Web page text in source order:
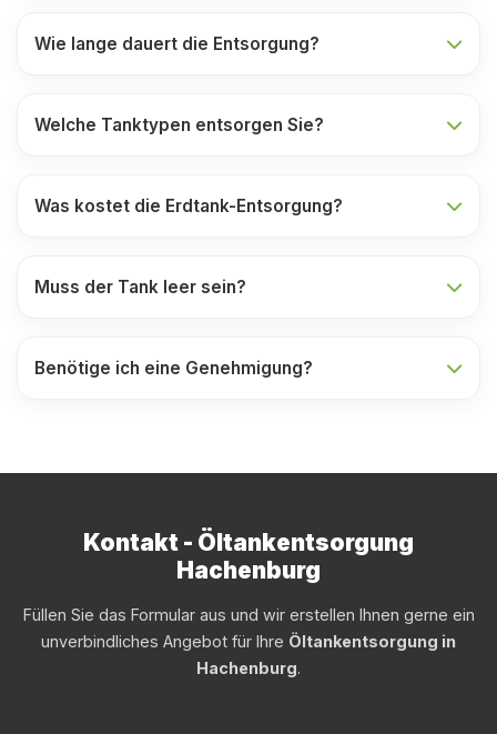
Wie lange dauert die Entsorgung?
Welche Tanktypen entsorgen Sie?
Was kostet die Erdtank-Entsorgung?
Muss der Tank leer sein?
Benötige ich eine Genehmigung?
Kontakt - Öltankentsorgung
Hachenburg
Füllen Sie das Formular aus und wir erstellen Ihnen gerne ein
unverbindliches Angebot für Ihre Öltankentsorgung in
Hachenburg.